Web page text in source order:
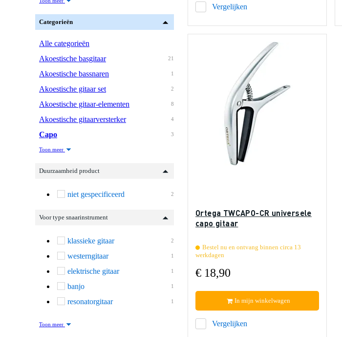
Categorieën
Alle categorieën
21
Akoestische basgitaar
1
Akoestische bassnaren
2
Akoestische gitaar set
8
Akoestische gitaar-elementen
4
Akoestische gitaarversterker
3
Capo
Toon meer
Duurzaamheid product
2
niet gespecificeerd
Voor type snaarinstrument
2
klassieke gitaar
1
westerngitaar
1
elektrische gitaar
1
banjo
1
resonatorgitaar
Toon meer
Vergelijken
Ortega TWCAPO-CR universele
capo gitaar
Bestel nu en ontvang binnen circa 13
werkdagen
€ 18,90
Vergelijken
In mijn winkelwagen